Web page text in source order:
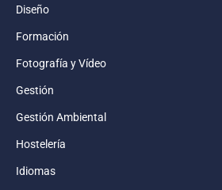
Diseño
Formación
Fotografía y Vídeo
Gestión
Gestión Ambiental
Hostelería
Idiomas